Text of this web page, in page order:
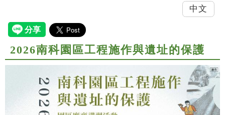
中文
2026南科園區工程施作與遺址的保護